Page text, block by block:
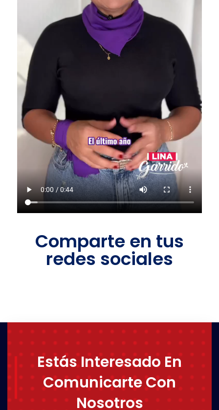
Comparte en tus
redes sociales
Estás Interesado En
Comunicarte Con
Nosotros